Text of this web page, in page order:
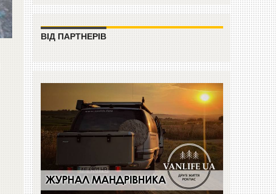
ВІД ПАРТНЕРІВ